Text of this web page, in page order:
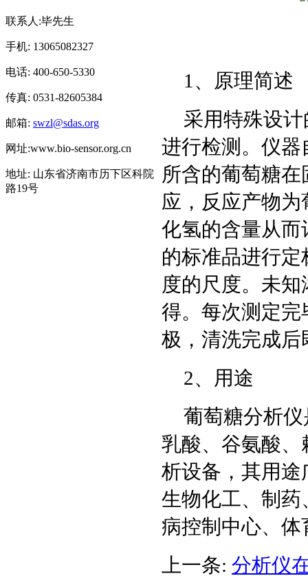
联系人:毕先生
手机: 13065082327
电话: 400-650-5330
传真: 0531-82605384
邮箱: swzl@sdas.org
网址:www.bio-sensor.org.cn
地址: 山东省济南市历下区科院
路19号
1、原理简述
采用特殊设
进行检测。仪
所含的葡萄糖
应，反应产物
化氢的含量从
的标准品进行
度的尺度。未
得。每次测定
极，清洗完成
2、用途
葡萄糖分析
乳酸、谷氨酸
析设备，其用
生物化工、制
病控制中心、
上一条: 分析仪